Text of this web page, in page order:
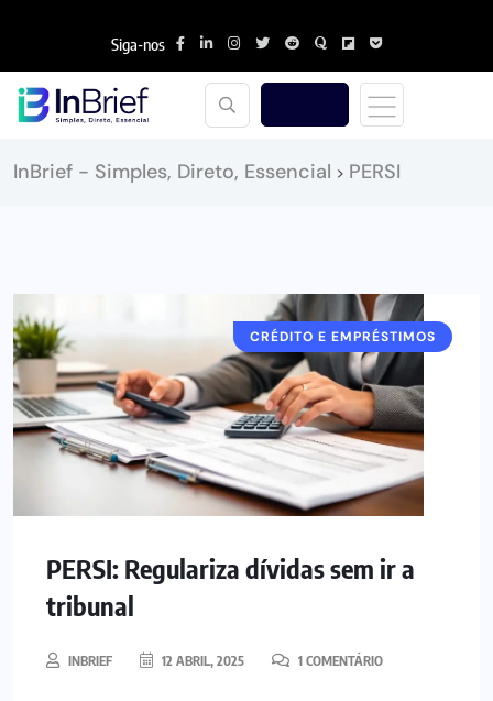
Siga-nos
InBrief - Simples, Direto, Essencial > PERSI
CRÉDITO E EMPRÉSTIMOS
PERSI: Regulariza dívidas sem ir a
tribunal
INBRIEF 12 ABRIL, 2025 1 COMENTÁRIO